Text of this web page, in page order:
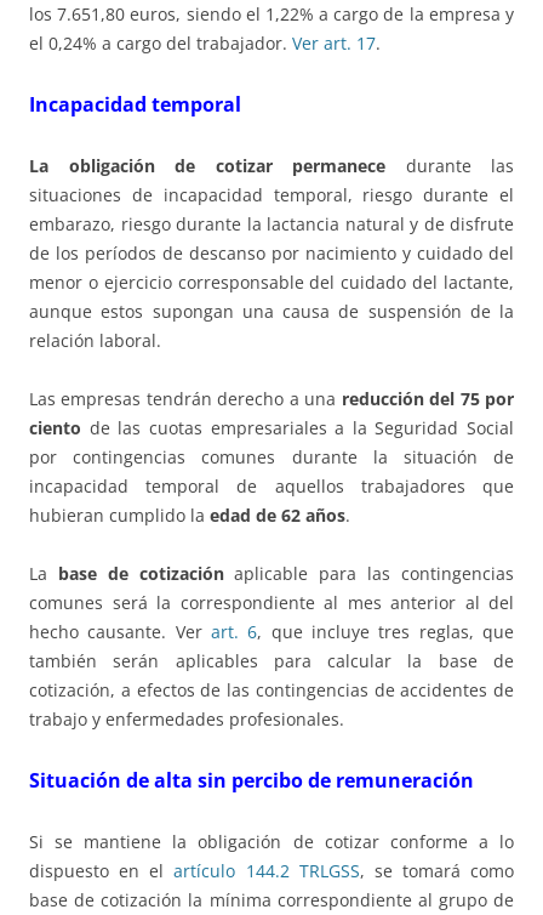
los 7.651,80 euros, siendo el 1,22% a cargo de la empresa y
el 0,24% a cargo del trabajador. Ver art. 17.
Incapacidad temporal
La obligación de cotizar permanece durante las
situaciones de incapacidad temporal, riesgo durante el
embarazo, riesgo durante la lactancia natural y de disfrute
de los períodos de descanso por nacimiento y cuidado del
menor o ejercicio corresponsable del cuidado del lactante,
aunque estos supongan una causa de suspensión de la
relación laboral.
Las empresas tendrán derecho a una reducción del 75 por
ciento de las cuotas empresariales a la Seguridad Social
por contingencias comunes durante la situación de
incapacidad temporal de aquellos trabajadores que
hubieran cumplido la edad de 62 años.
La base de cotizaciónaplicable para las contingencias
comunes será la correspondiente al mes anterior al del
hecho causante. Ver art. 6, que incluye tres reglas, que
también serán aplicables para calcular la base de
cotización, a efectos de las contingencias de accidentes de
trabajo y enfermedades profesionales.
Situación de alta sin percibo de remuneración
Si se mantiene la obligación de cotizar conforme a lo
dispuesto en elartículo 144.2 TRLGSS, se tomará como
base de cotización la mínima correspondiente al grupo de